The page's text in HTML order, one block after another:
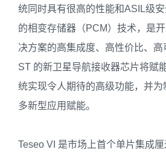
统同时具有很高的性能和ASIL级
的相变存储器（PCM）技术，是
决方案的高集成度、高性价比、高
ST 的新卫星导航接收器芯片将赋
统实现令人期待的高级功能，并
多新型应用赋能。
Teseo VI 是市场上首个单片集成